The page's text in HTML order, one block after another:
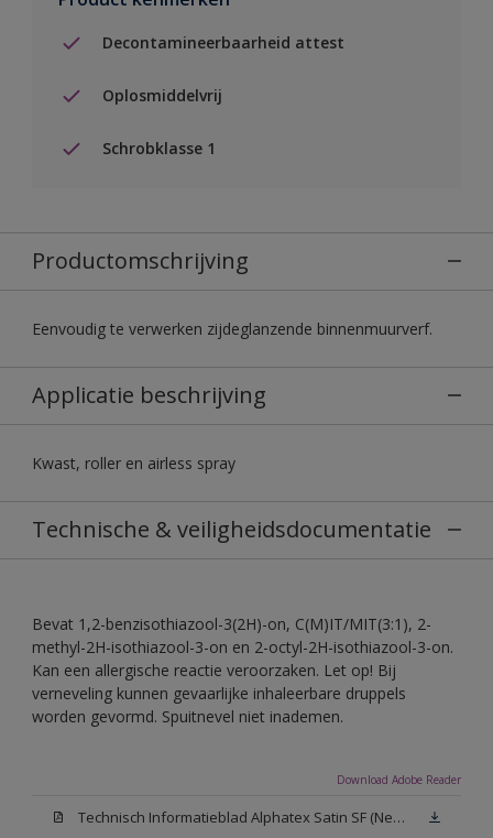
Decontamineerbaarheid attest
Oplosmiddelvrij
Schrobklasse 1
Productomschrijving
Eenvoudig te verwerken zijdeglanzende binnenmuurverf.
Applicatie beschrijving
Kwast, roller en airless spray
Technische & veiligheidsdocumentatie
Bevat 1,2-benzisothiazool-3(2H)-on, C(M)IT/MIT(3:1), 2-
methyl-2H-isothiazool-3-on en 2-octyl-2H-isothiazool-3-on.
Kan een allergische reactie veroorzaken. Let op! Bij
verneveling kunnen gevaarlijke inhaleerbare druppels
worden gevormd. Spuitnevel niet inademen.
Download Adobe Reader
Technisch Informatieblad Alphatex Satin SF (New Livery) (PDF)